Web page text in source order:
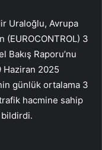
Uraloğlu, Avrupa
(EUROCONTROL) 3
Bakış Raporu’nu
2025
günlük ortalama 3
hacmine sahip
bildirdi.